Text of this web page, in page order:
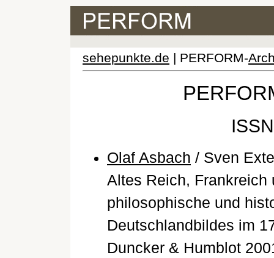
sehepunkte.de | PERFORM-
Olaf Asbach / Sven
Altes Reich,
philosophische und
Deutschlandbildes im
Duncker & Humblot